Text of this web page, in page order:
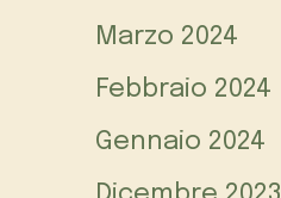
Marzo 2024
Febbraio 2024
Gennaio 2024